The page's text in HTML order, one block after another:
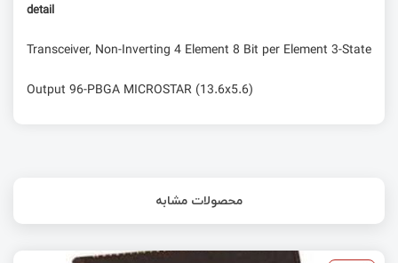
detail
Transceiver, Non-Inverting 4 Element 8 Bit per Element 3-State
Output 96-PBGA MICROSTAR (13.6x5.6)
محصولات مشابه